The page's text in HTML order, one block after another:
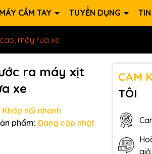
MÁY CẦM TAY TUYỂN DỤNG
máy rửa xe
ra máy xịt
xe
Khớp nối nhanh
phẩm: Đang cập nhật
CAM
TÔI
giả